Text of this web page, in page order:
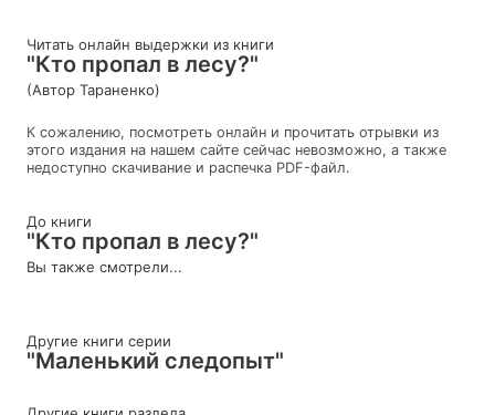
Читать онлайн выдержки из книги
"Кто пропал в лесу?"
(Автор Тараненко)
К сожалению, посмотреть онлайн и прочитать отрывки из
этого издания на нашем сайте сейчас невозможно, а также
недоступно скачивание и распечка PDF-файл.
До книги
"Кто пропал в лесу?"
Вы также смотрели...
Другие книги серии
"Маленький следопыт"